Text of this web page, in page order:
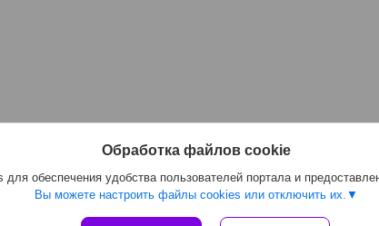
Обработка файлов cookie
обеспечения удобства пользователей портала и
Вы можете настроить файлы cookies или отключить их.